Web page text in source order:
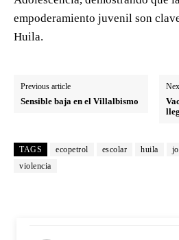
empoderamiento juvenil son
Huila.
Previous article
Sensible baja en el Villalbismo
TAGS ecopetrol escolar huila
violencia